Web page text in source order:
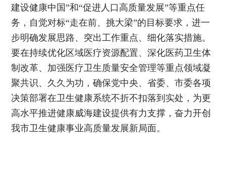
建设健康中国”和“促进人口高质量发展”等重点任
务，自觉对标“走在前、挑大梁”的目标要求，进一
步明确发展思路、突出工作重点、细化落实措施。
要在持续优化区域医疗资源配置、深化医药卫生体
制改革、加强医疗卫生质量安全管理等重点领域凝
聚共识、久久为功，确保党中央、省委、市委各项
决策部署在卫生健康系统不折不扣落到实处，为更
高水平推进健康威海建设提供有力支撑，奋力开创
我市卫生健康事业高质量发展新局面。